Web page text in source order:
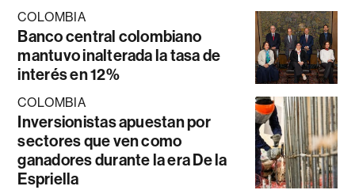
COLOMBIA
Banco central colombiano
mantuvo inalterada la tasa de
interés en 12%
COLOMBIA
Inversionistas apuestan por
sectores que ven como
ganadores durante la era De la
Espriella